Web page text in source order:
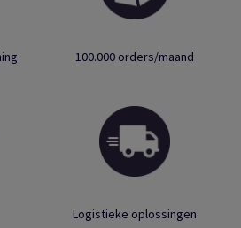
100.000 orders/maand
Logistieke oplossingen